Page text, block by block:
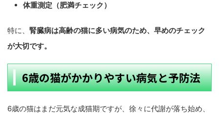
体重測定（肥満チェック）
特に、 腎臓病は高齢の猫に多い病気のため、早めのチェック
が大切です。
6歳の猫がかかりやすい病気と予防法
6歳の猫はまだ元気な成猫期ですが、徐々に代謝が落ち始め、